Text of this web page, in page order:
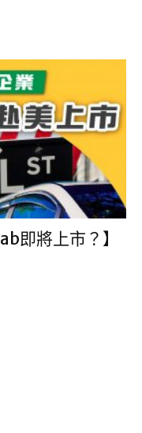
即將上市？】